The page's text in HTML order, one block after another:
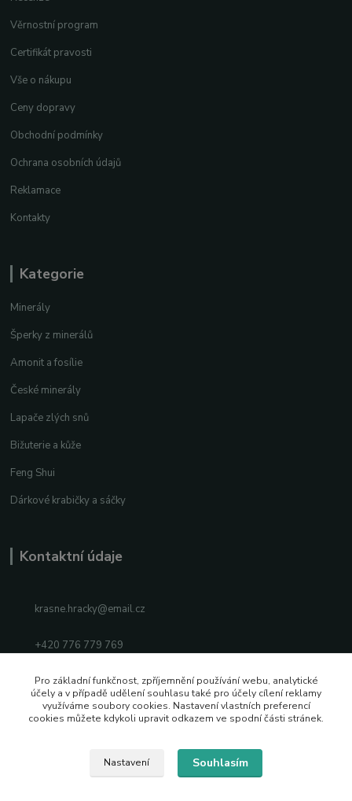
Věrnostní program
Certifikát pravosti
Vše o nákupu
Ceny dopravy
Obchodní podmínky
Ochrana osobních údajů
Reklamace
Kontakty
Kategorie
Minerály
Šperky z minerálů
Amonit a fosílie
České minerály
Lapače zlých snů
Bižuterie a kůže
Feng Shui
Dárkové krabičky a sáčky
Kontaktní údaje
krasne.hracky@email.cz
+420 776 779 769
Facebook
Instagram
Pro základní funkčnost, zpříjemnění používání webu, analytické
účely a v případě udělení souhlasu také pro účely cílení reklamy
využíváme soubory cookies. Nastavení vlastních preferencí
cookies můžete kdykoli upravit odkazem ve spodní části stránek.
Nastavení Souhlasím